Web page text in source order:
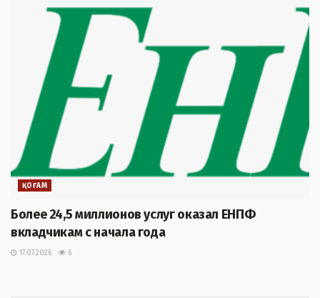
ҚОҒАМ
Более 24,5 миллионов услуг оказал ЕНПФ
вкладчикам с начала года
17.07.2026 6